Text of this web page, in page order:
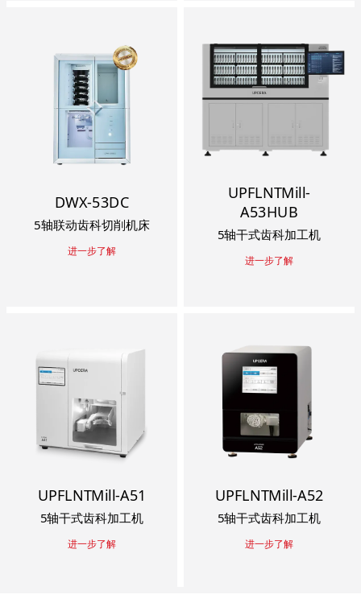
DWX-53DC
5轴联动齿科切削机床
进一步了解
UPFLNTMill-
A53HUB
5轴干式齿科加工机
进一步了解
UPFLNTMill-A51
5轴干式齿科加工机
进一步了解
UPFLNTMill-A52
5轴干式齿科加工机
进一步了解